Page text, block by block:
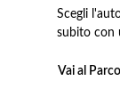
Scegli
subito con
Vai al